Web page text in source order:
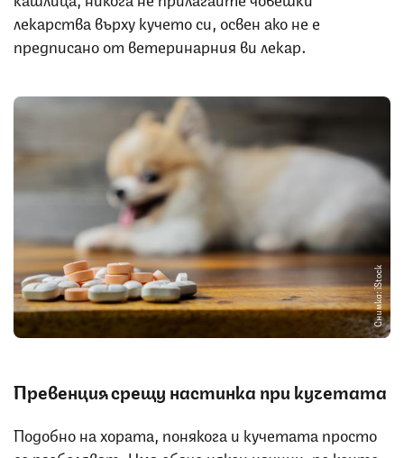
лекарства върху кучето си, освен ако не е
предписано от ветеринарния ви лекар.
Снимка: iStock
Превенция срещу настинка при кучетата
Подобно на хората, понякога и кучетата просто